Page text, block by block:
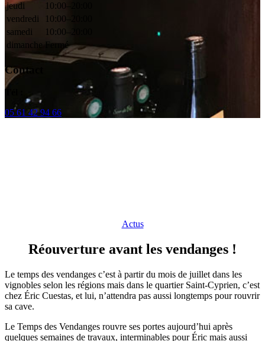
jeudi
10:00–20:00
vendredi
10:00–20:00
samedi
10:00–20:00
dimanche Fermé
Contact
Tél :
05 61 42 94 66
Actus
Réouverture avant les vendanges !
Le temps des vendanges c’est à partir du mois de juillet dans les
vignobles selon les régions mais dans le quartier Saint-Cyprien, c’est
chez Éric Cuestas, et lui, n’attendra pas aussi longtemps pour rouvrir
sa cave.
Le Temps des Vendanges rouvre ses portes aujourd’hui après
quelques semaines de travaux, interminables pour Éric mais aussi